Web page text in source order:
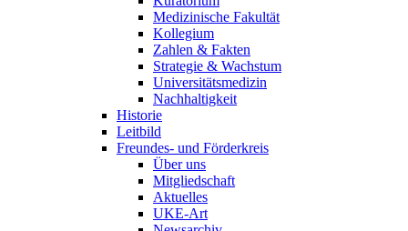
Medizinische Fakultät
Kollegium
Zahlen & Fakten
Strategie & Wachstum
Universitätsmedizin
Nachhaltigkeit
Historie
Leitbild
Freundes- und Förderkreis
Über uns
Mitgliedschaft
Aktuelles
UKE-Art